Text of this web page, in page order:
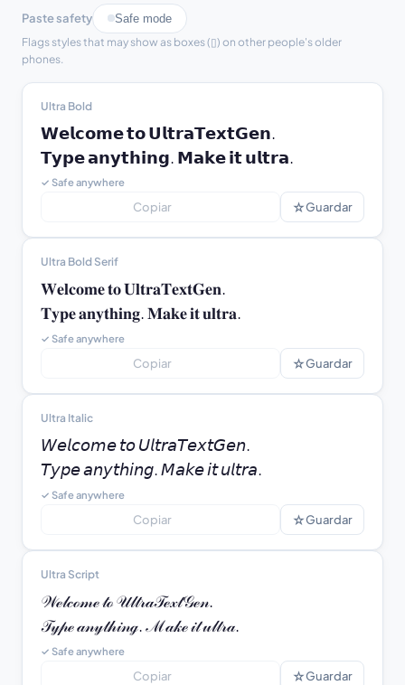
Paste safety
Safe mode
Flags styles that may show as boxes (▯) on other people's older
phones.
Ultra Bold
𝗪𝗲𝗹𝗰𝗼𝗺𝗲 𝘁𝗼 𝗨𝗹𝘁𝗿𝗮𝗧𝗲𝘅𝘁𝗚𝗲𝗻.
𝗧𝘆𝗽𝗲 𝗮𝗻𝘆𝘁𝗵𝗶𝗻𝗴. 𝗠𝗮𝗸𝗲 𝗶𝘁 𝘂𝗹𝘁𝗿𝗮.
✓ Safe anywhere
Copiar ☆Guardar
Ultra Bold Serif
𝐖𝐞𝐥𝐜𝐨𝐦𝐞 𝐭𝐨 𝐔𝐥𝐭𝐫𝐚𝐓𝐞𝐱𝐭𝐆𝐞𝐧.
𝐓𝐲𝐩𝐞 𝐚𝐧𝐲𝐭𝐡𝐢𝐧𝐠. 𝐌𝐚𝐤𝐞 𝐢𝐭 𝐮𝐥𝐭𝐫𝐚.
✓ Safe anywhere
Copiar ☆Guardar
Ultra Italic
𝘞𝘦𝘭𝘤𝘰𝘮𝘦 𝘵𝘰 𝘜𝘭𝘵𝘳𝘢𝘛𝘦𝘹𝘵𝘎𝘦𝘯.
𝘛𝘺𝘱𝘦 𝘢𝘯𝘺𝘵𝘩𝘪𝘯𝘨. 𝘔𝘢𝘬𝘦 𝘪𝘵 𝘶𝘭𝘵𝘳𝘢.
✓ Safe anywhere
Copiar ☆Guardar
Ultra Script
𝒲ℯ𝓁𝒸ℴ𝓂ℯ 𝓉ℴ 𝒰𝓁𝓉𝓇𝒶𝒯ℯ𝓍𝓉𝒢ℯ𝓃.
𝒯𝓎𝓅ℯ 𝒶𝓃𝓎𝓉𝒽𝒾𝓃ℊ. ℳ𝒶𝓀ℯ 𝒾𝓉 𝓊𝓁𝓉𝓇𝒶.
✓ Safe anywhere
Copiar ☆Guardar